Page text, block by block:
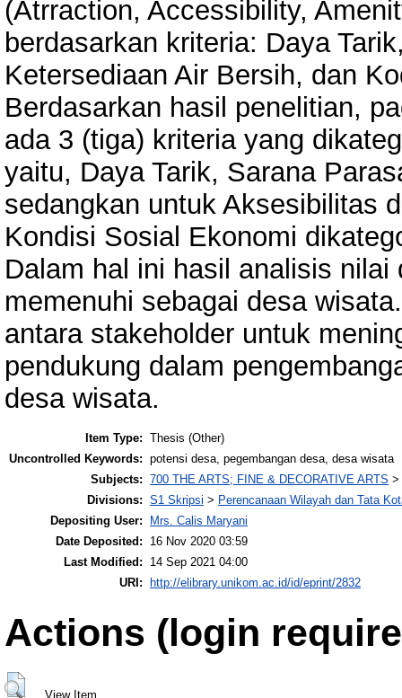
(Atrraction, Accessibility,
berdasarkan kriteria: Daya
Ketersediaan Air Bersih, dan
Berdasarkan hasil penelitian,
ada 3 (tiga) kriteria yang
yaitu, Daya Tarik, Sarana
sedangkan untuk Aksesibilitas
Kondisi Sosial Ekonomi
Dalam hal ini hasil analisis
memenuhi sebagai desa
antara stakeholder untuk
pendukung dalam
desa wisata.
Item Type: Thesis (Other)
Uncontrolled Keywords: potensi desa, pegembangan desa, desa wisata
Subjects: 700 THE ARTS; FINE & DECORATIVE ARTS >
Divisions: S1 Skripsi > Perencanaan Wilayah dan Tata
Depositing User:
Mrs. Calis Maryani
Date Deposited:
16 Nov 2020 03:59
Last Modified:
14 Sep 2021 04:00
URI: http://elibrary.unikom.ac.id/id/eprint/2832
Actions (login
View Item